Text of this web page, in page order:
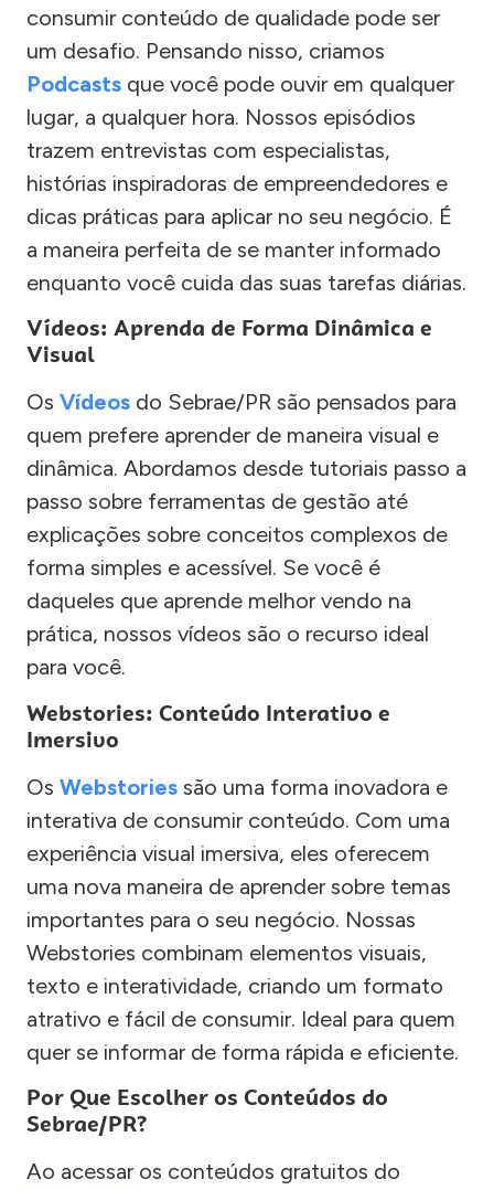
consumir conteúdo de qualidade pode ser
um desafio. Pensando nisso, criamos
Podcasts que você pode ouvir em qualquer
lugar, a qualquer hora. Nossos episódios
trazem entrevistas com especialistas,
histórias inspiradoras de empreendedores e
dicas práticas para aplicar no seu negócio. É
a maneira perfeita de se manter informado
enquanto você cuida das suas tarefas diárias.
Vídeos: Aprenda de Forma Dinâmica e
Visual
Os Vídeos do Sebrae/PR são pensados para
quem prefere aprender de maneira visual e
dinâmica. Abordamos desde tutoriais passo a
passo sobre ferramentas de gestão até
explicações sobre conceitos complexos de
forma simples e acessível. Se você é
daqueles que aprende melhor vendo na
prática, nossos vídeos são o recurso ideal
para você.
Webstories: Conteúdo Interativo e
Imersivo
Os Webstories são uma forma inovadora e
interativa de consumir conteúdo. Com uma
experiência visual imersiva, eles oferecem
uma nova maneira de aprender sobre temas
importantes para o seu negócio. Nossas
Webstories combinam elementos visuais,
texto e interatividade, criando um formato
atrativo e fácil de consumir. Ideal para quem
quer se informar de forma rápida e eficiente.
Por Que Escolher os Conteúdos do
Sebrae/PR?
Ao acessar os conteúdos gratuitos do